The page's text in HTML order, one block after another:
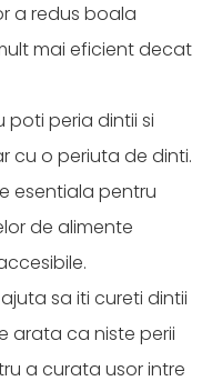
a redus boala
mai eficient decat
peria dintii si
cu o periuta de dinti.
esentiala pentru
de alimente
sa iti cureti dintii
arata ca niste perii
a curata usor intre